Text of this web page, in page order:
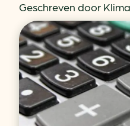
Geschreven door